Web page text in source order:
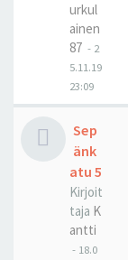
urkul
ainen
87 - 2
5.11.19
23:09
Sep
änk
atu 5
Kirjoit
taja K
antti
- 18.0